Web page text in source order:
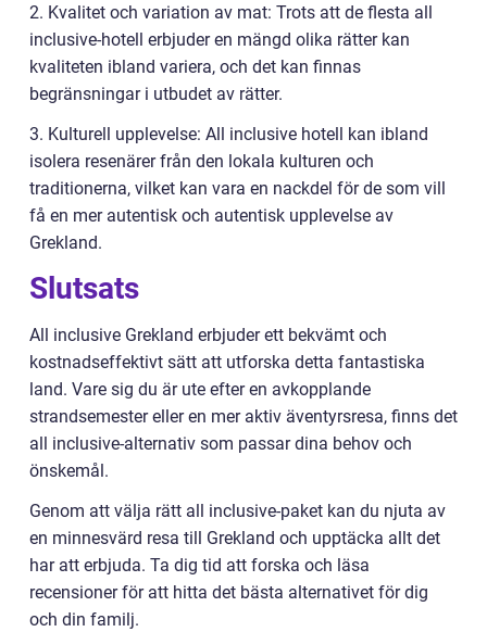
2. Kvalitet och variation av mat: Trots att de flesta all
inclusive-hotell erbjuder en mängd olika rätter kan
kvaliteten ibland variera, och det kan finnas
begränsningar i utbudet av rätter.
3. Kulturell upplevelse: All inclusive hotell kan ibland
isolera resenärer från den lokala kulturen och
traditionerna, vilket kan vara en nackdel för de som vill
få en mer autentisk och autentisk upplevelse av
Grekland.
Slutsats
All inclusive Grekland erbjuder ett bekvämt och
kostnadseffektivt sätt att utforska detta fantastiska
land. Vare sig du är ute efter en avkopplande
strandsemester eller en mer aktiv äventyrsresa, finns det
all inclusive-alternativ som passar dina behov och
önskemål.
Genom att välja rätt all inclusive-paket kan du njuta av
en minnesvärd resa till Grekland och upptäcka allt det
har att erbjuda. Ta dig tid att forska och läsa
recensioner för att hitta det bästa alternativet för dig
och din familj.